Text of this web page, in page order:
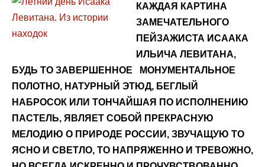
КАЖДАЯ КАРТИНА
ЗАМЕЧАТЕЛЬНОГО
ПЕЙЗАЖИСТА ИСААКА
ИЛЬИЧА ЛЕВИТАНА,
БУДЬ ТО ЗАВЕРШЕННОЕ МОНУМЕНТАЛЬНОЕ
ПОЛОТНО, НАТУРНЫЙ ЭТЮД, БЕГЛЫЙ
НАБРОСОК ИЛИ ТОНЧАЙШАЯ ПО ИСПОЛНЕНИЮ
ПАСТЕЛЬ, ЯВЛЯЕТ СОБОЙ ПРЕКРАСНУЮ
МЕЛОДИЮ О ПРИРОДЕ РОССИИ, ЗВУЧАЩУЮ ТО
ЯСНО И СВЕТЛО, ТО НАПРЯЖЕННО И ТРЕВОЖНО,